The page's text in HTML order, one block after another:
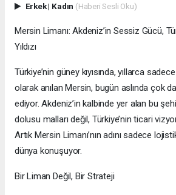
Erkek| Kadın (Haberi Sesli Oku)
Mersin Limanı: Akdeniz’in Sessiz Gücü,
Yıldızı
Türkiye’nin güney kıyısında, yıllarca
olarak anılan Mersin, bugün aslında çok
ediyor. Akdeniz’in kalbinde yer alan bu
dolusu malları değil, Türkiye’nin ticari
Artık Mersin Limanı’nın adını sadece
dünya konuşuyor.
Bir Liman Değil, Bir Strateji